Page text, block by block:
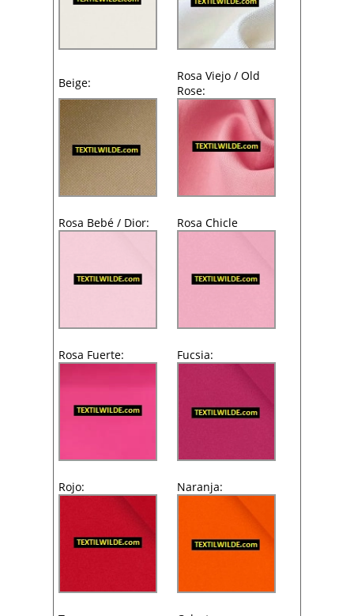
Beige:
Rosa Viejo / Old
Rose:
Rosa Bebé / Dior: Rosa Chicle
Rosa Fuerte: Fucsia:
Rojo: Naranja: